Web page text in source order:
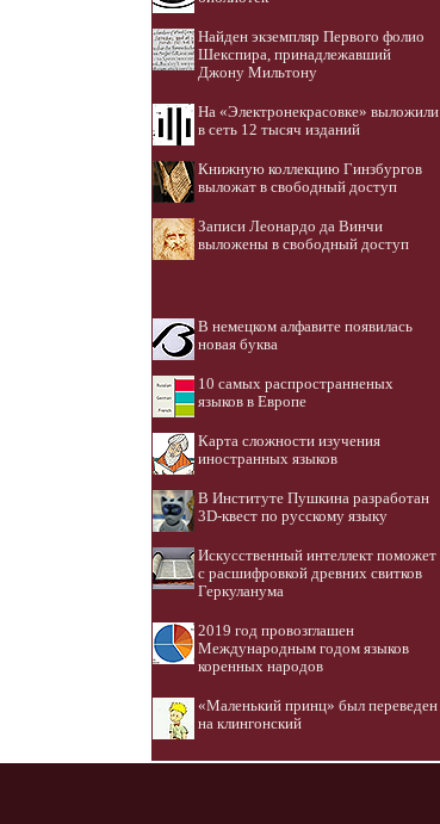
Найден экземпляр Первого фолио
Шекспира, принадлежавший
Джону Мильтону
На «Электронекрасовке» выложили
в сеть 12 тысяч изданий
Книжную коллекцию Гинзбургов
выложат в свободный доступ
Записи Леонардо да Винчи
выложены в свободный доступ
В немецком алфавите появилась
новая буква
10 самых распространненых
языков в Европе
Карта сложности изучения
иностранных языков
В Институте Пушкина разработан
3D-квест по русскому языку
Искусственный интеллект поможет
с расшифровкой древних свитков
Геркуланума
2019 год провозглашен
Международным годом языков
коренных народов
«Маленький принц» был переведен
на клингонский